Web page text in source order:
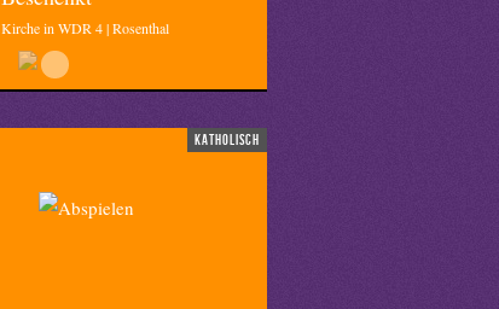
Kirche in WDR 4 | Rosenthal
katholisch